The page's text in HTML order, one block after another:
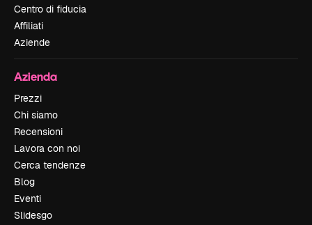
Centro di fiducia
Affiliati
Aziende
Azienda
Prezzi
Chi siamo
Recensioni
Lavora con noi
Cerca tendenze
Blog
Eventi
Slidesgo